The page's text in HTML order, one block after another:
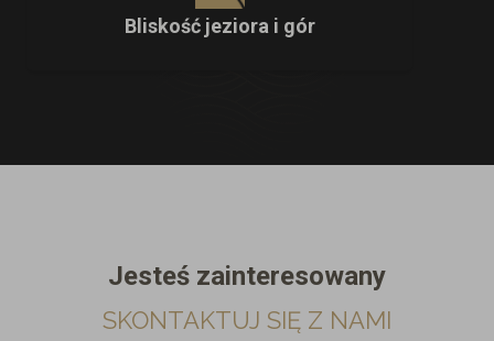
Bliskość jeziora i gór
Jesteś zainteresowany
SKONTAKTUJ SIĘ Z NAMI